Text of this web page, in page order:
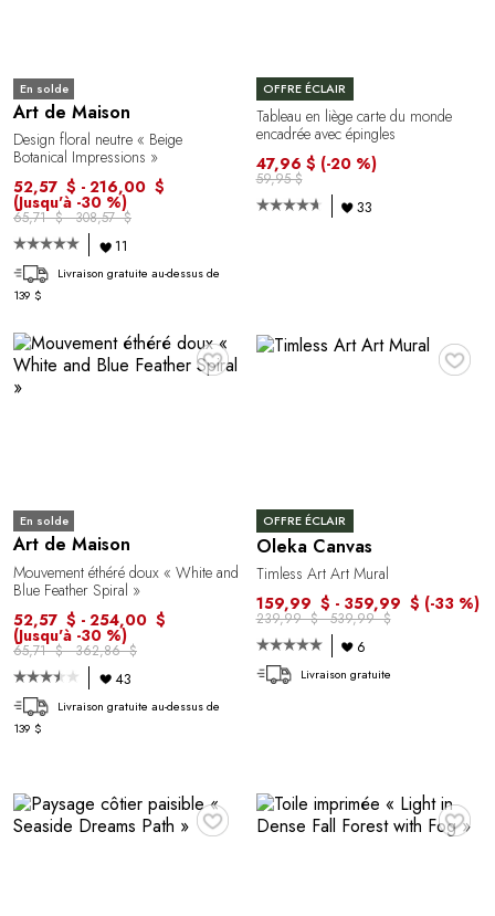
En solde
Art de Maison
Design floral neutre « Beige
Botanical Impressions »
52,57 $ - 216,00 $
(Jusqu'à -30 %)
65,71 $ - 308,57 $
11
Livraison gratuite au-dessus de
139 $
OFFRE ÉCLAIR
Tableau en liège carte du monde
encadrée avec épingles
47,96 $ (-20 %)
59,95 $
33
♥
En solde
Art de Maison
Mouvement éthéré doux « White and
Blue Feather Spiral »
52,57 $ - 254,00 $
(Jusqu'à -30 %)
65,71 $ - 362,86 $
43
Livraison gratuite au-dessus de
139 $
♥
OFFRE ÉCLAIR
Oleka Canvas
Timless Art Art Mural
159,99 $ - 359,99 $ (-33 %)
239,99 $ - 539,99 $
6
Livraison gratuite
♥ ♥